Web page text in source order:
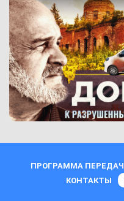
ПРОГРАММА ПЕРЕДАЧ
КОНТАКТЫ